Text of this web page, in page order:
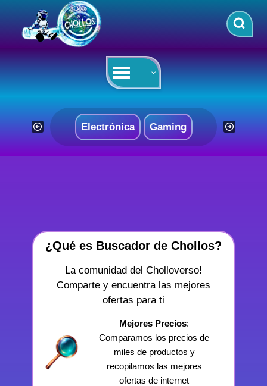
contenido
Electrónica Gaming
¿Qué es Buscador de Chollos?
La comunidad del Cholloverso!
Comparte y encuentra las mejores
ofertas para ti
Mejores Precios:
Comparamos los precios de
miles de productos y
recopilamos las mejores
ofertas de internet